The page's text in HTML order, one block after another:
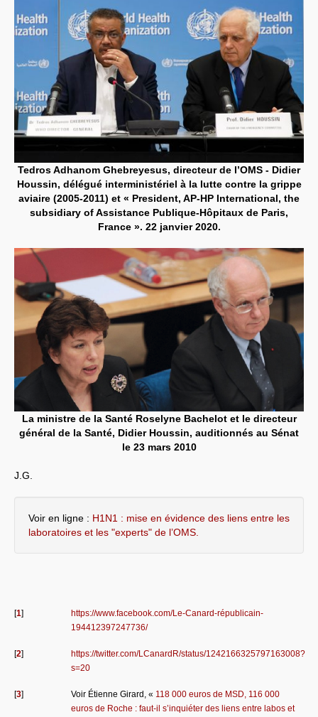
Tedros Adhanom Ghebreyesus, directeur de l’OMS - Didier
Houssin, délégué interministériel à la lutte contre la grippe
aviaire (2005-2011) et « President, AP-HP International, the
subsidiary of Assistance Publique-Hôpitaux de Paris,
France ». 22 janvier 2020.
La ministre de la Santé Roselyne Bachelot et le directeur
général de la Santé, Didier Houssin, auditionnés au Sénat
le 23 mars 2010
J.G.
Voir en ligne : H1N1 : mise en évidence des liens entre les
laboratoires et les "experts" de l’OMS.
[1]
https://www.facebook.com/Le-Canard-républicain-
194412397247736/
[2]
https://twitter.com/LCanardR/status/1242166325797163008?
s=20
[3] Voir Étienne Girard, « 118 000 euros de MSD, 116 000
euros de Roche : faut-il s’inquiéter des liens entre labos et